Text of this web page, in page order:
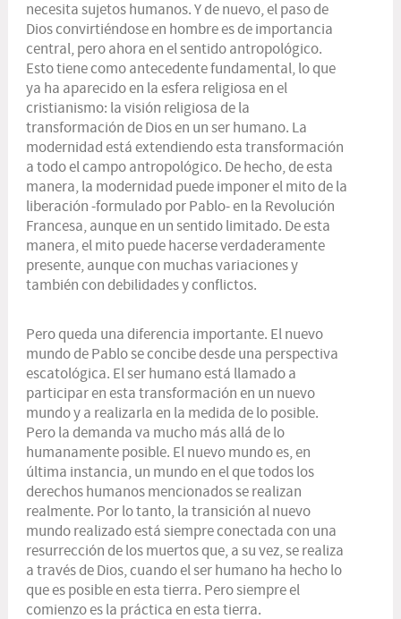
necesita sujetos humanos. Y de nuevo, el paso de
Dios convirtiéndose en hombre es de importancia
central, pero ahora en el sentido antropológico.
Esto tiene como antecedente fundamental, lo que
ya ha aparecido en la esfera religiosa en el
cristianismo: la visión religiosa de la
transformación de Dios en un ser humano. La
modernidad está extendiendo esta transformación
a todo el campo antropológico. De hecho, de esta
manera, la modernidad puede imponer el mito de la
liberación -formulado por Pablo- en la Revolución
Francesa, aunque en un sentido limitado. De esta
manera, el mito puede hacerse verdaderamente
presente, aunque con muchas variaciones y
también con debilidades y conflictos.
Pero queda una diferencia importante. El nuevo
mundo de Pablo se concibe desde una perspectiva
escatológica. El ser humano está llamado a
participar en esta transformación en un nuevo
mundo y a realizarla en la medida de lo posible.
Pero la demanda va mucho más allá de lo
humanamente posible. El nuevo mundo es, en
última instancia, un mundo en el que todos los
derechos humanos mencionados se realizan
realmente. Por lo tanto, la transición al nuevo
mundo realizado está siempre conectada con una
resurrección de los muertos que, a su vez, se realiza
a través de Dios, cuando el ser humano ha hecho lo
que es posible en esta tierra. Pero siempre el
comienzo es la práctica en esta tierra.